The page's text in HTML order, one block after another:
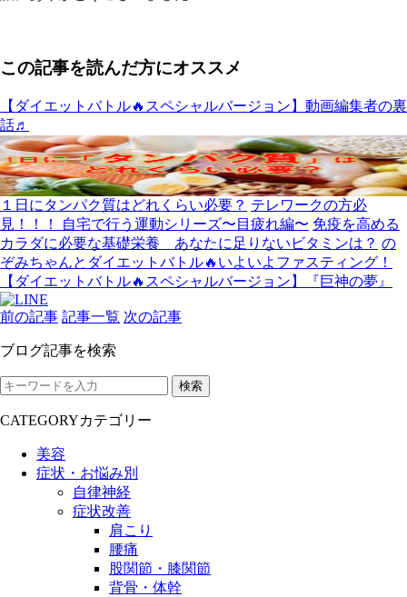
この記事を読んだ方にオススメ
【ダイエットバトル🔥スペシャルバージョン】動画編集者の裏
話♬
１日にタンパク質はどれくらい必要？ テレワークの方必
見！！！ 自宅で行う運動シリーズ〜目疲れ編〜 免疫を高める
カラダに必要な基礎栄養 あなたに足りないビタミンは？ の
ぞみちゃんとダイエットバトル🔥いよいよファスティング！
【ダイエットバトル🔥スペシャルバージョン】『巨神の夢』
前の記事 記事一覧 次の記事
ブログ記事を検索
検索
CATEGORYカテゴリー
美容
症状・お悩み別
自律神経
症状改善
肩こり
腰痛
股関節・膝関節
背骨・体幹